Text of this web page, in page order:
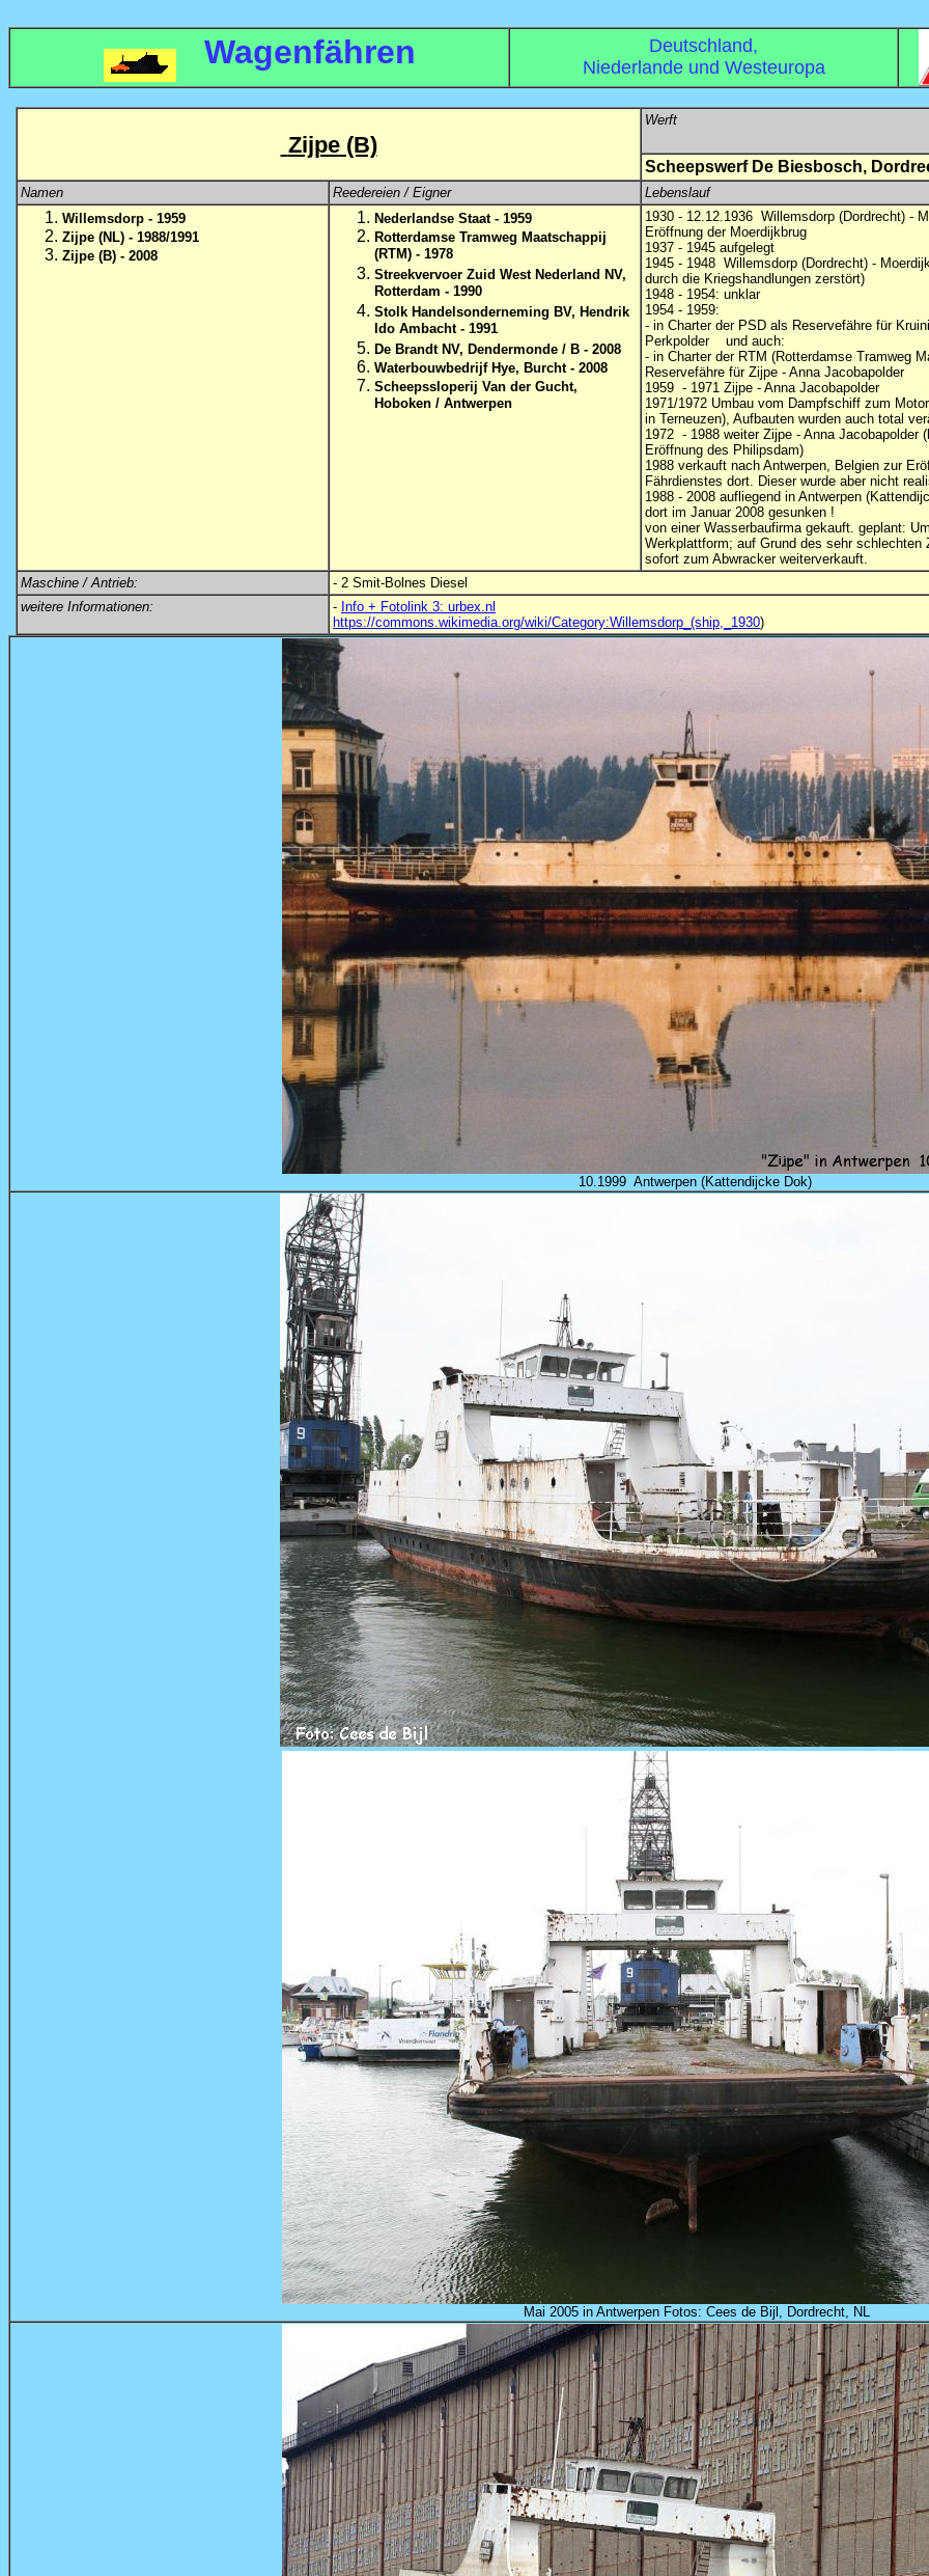
Wagenfähren
Deutschland,
Niederlande und Westeuropa
Zijpe (B)
Werft
Scheepswerf De Biesbosch,
Namen Reedereien / Eigner
Lebenslauf
Willemsdorp - 1959
Zijpe (NL) - 1988/1991
Zijpe (B) - 2008
Nederlandse Staat - 1959
Rotterdamse Tramweg Maatschappij
(RTM) - 1978
Streekvervoer Zuid West Nederland NV,
Rotterdam - 1990
Stolk Handelsonderneming BV, Hendrik
Ido Ambacht - 1991
De Brandt NV, Dendermonde / B - 2008
Waterbouwbedrijf Hye, Burcht - 2008
Scheepssloperij Van der Gucht,
Hoboken / Antwerpen
1930 - 12.12.1936 Willemsdorp (Dordrecht) -
Eröffnung der Moerdijkbrug
1937 - 1945 aufgelegt
1945 - 1948 Willemsdorp (Dordrecht) -
durch die Kriegshandlungen zerstört)
1948 - 1954: unklar
1954 - 1959:
- in Charter der PSD als Reservefähre für
Perkpolder und auch:
- in Charter der RTM (Rotterdamse Tramweg
Reservefähre für Zijpe - Anna Jacobapolder
1959 - 1971 Zijpe - Anna Jacobapolder
1971/1972 Umbau vom Dampfschiff zum
in Terneuzen), Aufbauten wurden auch total
1972 - 1988 weiter Zijpe - Anna Jacobapolder
Eröffnung des Philipsdam)
1988 verkauft nach Antwerpen, Belgien zur
Fährdienstes dort. Dieser wurde aber nicht
1988 - 2008 aufliegend in Antwerpen
dort im Januar 2008 gesunken !
von einer Wasserbaufirma gekauft. geplant:
Werkplattform; auf Grund des sehr schlechten
sofort zum Abwracker weiterverkauft.
Maschine / Antrieb:
- 2 Smit-Bolnes Diesel
weitere Informationen:
- Info + Fotolink 3: urbex.nl
https://commons.wikimedia.org/wiki/Category:Willemsdorp_(ship,_1930)
10.1999 Antwerpen (Kattendijcke Dok)
Mai 2005 in Antwerpen Fotos: Cees de Bijl, Dordrecht, NL